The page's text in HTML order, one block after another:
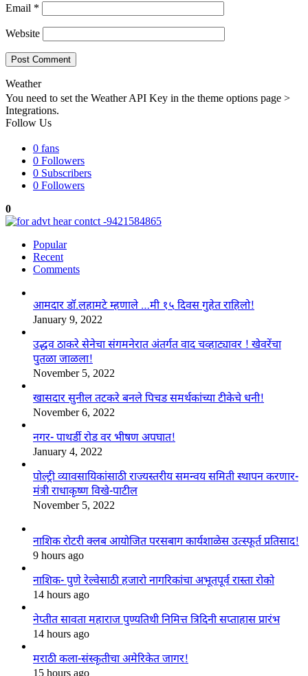
Email *
Website
Weather
You need to set the Weather API Key in the theme options page >
Integrations.
Follow Us
0 fans
0 Followers
0 Subscribers
0 Followers
0
Popular
Recent
Comments
आमदार डॉ.लहामटे म्हणाले …मी १५ दिवस गुहेत राहिलो!
January 9, 2022
उद्धव ठाकरे सेनेचा संगमनेरात अंतर्गत वाद चव्हाट्यावर ! खेवरेंचा
पुतळा जाळला!
November 5, 2022
खासदार सुनील तटकरे बनले पिचड समर्थकांच्या टीकेचे धनी!
November 6, 2022
नगर- पाथर्डी रोड वर भीषण अपघात!
January 4, 2022
पोल्ट्री व्यावसायिकांसाठी राज्यस्तरीय समन्वय समिती स्थापन करणार-
मंत्री राधाकृष्ण विखे-पाटील
November 5, 2022
नाशिक रोटरी क्लब आयोजित परसबाग कार्यशाळेस उत्स्फूर्त प्रतिसाद!
9 hours ago
नाशिक- पुणे रेल्वेसाठी हजारो नागरिकांचा अभूतपूर्व रास्ता रोको
14 hours ago
नेप्तीत सावता महाराज पुण्यतिथी निमित्त त्रिदिनी सप्ताहास प्रारंभ
14 hours ago
मराठी कला-संस्कृतीचा अमेरिकेत जागर!
15 hours ago